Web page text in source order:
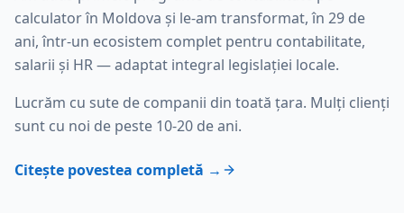
calculator în Moldova și le-am transformat, în 29 de
ani, într-un ecosistem complet pentru contabilitate,
salarii și HR — adaptat integral legislației locale.
Lucrăm cu sute de companii din toată țara. Mulți clienți
sunt cu noi de peste 10-20 de ani.
Citește povestea completă →